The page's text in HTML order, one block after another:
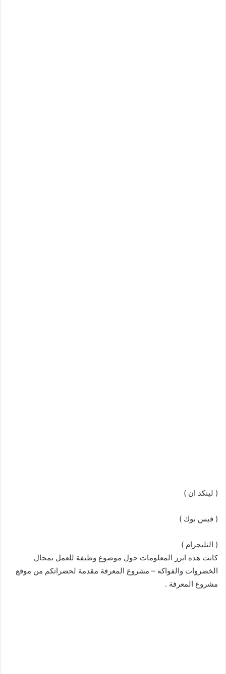
( لينكد ان )
( فيس بوك )
( التليجرام )
كانت هذه ابرز المعلومات حول موضوع وظيفة للعمل بمجال
الخضروات والفواكه – مشروع المعرفة مقدمة لحضراتكم من موقع
مشروع المعرفة .